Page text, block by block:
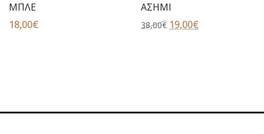
ΜΠΛΕ
18,00€
ΑΣΗΜΙ
38,00€ Original
19,00€Η